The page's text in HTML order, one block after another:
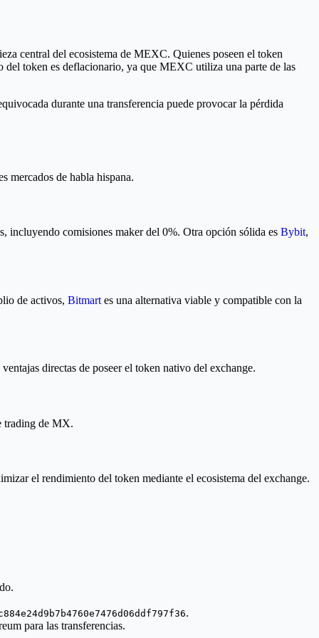
central del ecosistema de MEXC. Quienes poseen el token
del token es deflacionario, ya que MEXC utiliza una parte de las
durante una transferencia puede provocar la pérdida
mercados de habla hispana.
incluyendo comisiones maker del 0%. Otra opción sólida es Bybit,
de activos, Bitmart es una alternativa viable y compatible con la
directas de poseer el token nativo del exchange.
trading de MX.
el rendimiento del token mediante el ecosistema del exchange.
.
para las transferencias.